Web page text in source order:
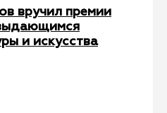
вручил премии
и искусства